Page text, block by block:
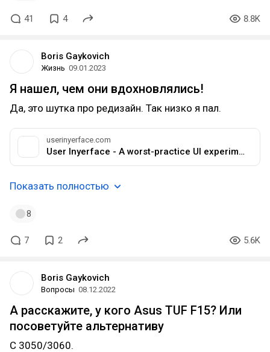
41 4 8.8K
Boris Gaykovich
Жизнь 09.01.2023
Я нашел, чем они вдохновлялись!
Да, это шутка про редизайн. Так низко я пал.
userinyerface.com
User Inyerface - A worst-practice UI experiment
Показать полностью
8
7 2 5.6K
Boris Gaykovich
Вопросы 08.12.2022
А расскажите, у кого Asus TUF F15? Или
посоветуйте альтернативу
С 3050/3060.